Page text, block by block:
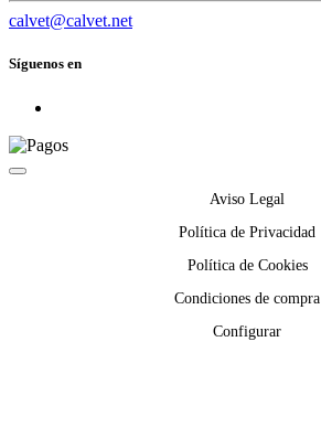
calvet@calvet.net
Síguenos en
Aviso Legal
Política de Privacidad
Política de Cookies
Condiciones de compra
Configurar